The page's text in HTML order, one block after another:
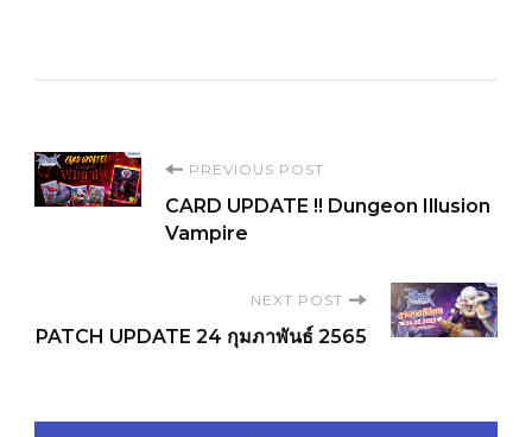
Post
Navigation
PREVIOUS POST
CARD UPDATE !! Dungeon Illusion
Vampire
NEXT POST
PATCH UPDATE 24 กุมภาพันธ์ 2565